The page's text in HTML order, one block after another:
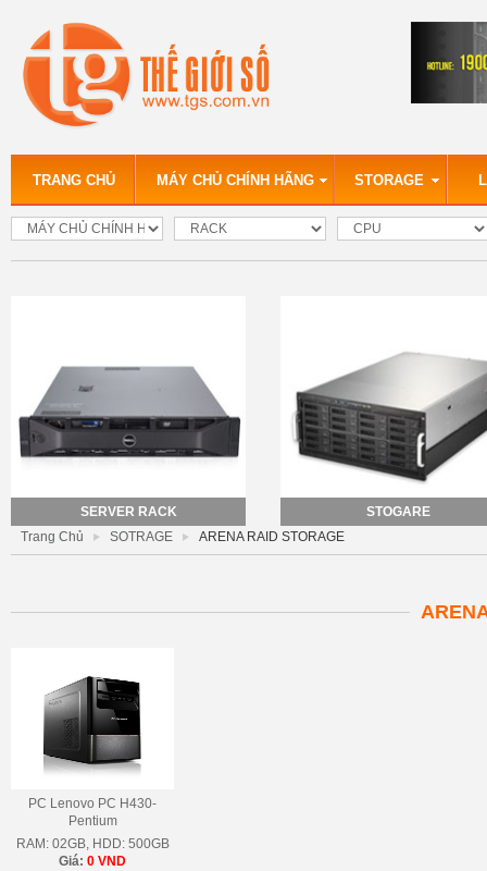
TRANG CHỦ MÁY CHỦ CHÍNH HÃNG STORAGE
SERVER RACK
STOGARE
Trang Chủ
SOTRAGE ARENA RAID STORAGE
PC Lenovo PC H430-
Pentium
RAM: 02GB, HDD: 500GB
Giá: 0 VND